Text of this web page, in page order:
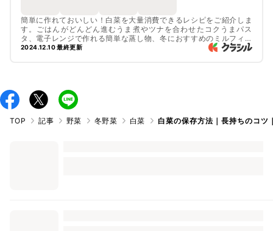
簡単に作れておいしい！白菜を大量消費できるレシピをご紹介しま
す。ごはんがどんどん進むうま煮やツナを合わせたコクうまパス
タ、電子レンジで作れる簡単な蒸し物、冬におすすめのミルフィー
ユ鍋など、人気のレシピをたくさんピックアップしました。
2024.12.10 最終更新
TOP 記事 野菜 冬野菜 白菜 白菜の保存方法｜長持ちのコツ